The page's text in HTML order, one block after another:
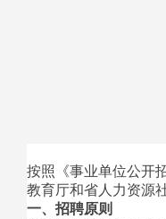
按照《事业单位公开
教育厅和省人力资源
一、招聘原则